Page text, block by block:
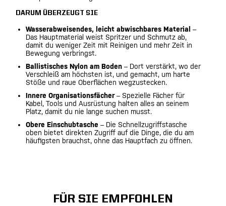
DARUM ÜBERZEUGT SIE
Wasserabweisendes, leicht abwischbares Material –
Das Hauptmaterial weist Spritzer und Schmutz ab,
damit du weniger Zeit mit Reinigen und mehr Zeit in
Bewegung verbringst.
Ballistisches Nylon am Boden – Dort verstärkt, wo der
Verschleiß am höchsten ist, und gemacht, um harte
Stöße und raue Oberflächen wegzustecken.
Innere Organisationsfächer– Spezielle Fächer für
Kabel, Tools und Ausrüstung halten alles an seinem
Platz, damit du nie lange suchen musst.
Obere Einschubtasche – Die Schnellzugriffstasche
oben bietet direkten Zugriff auf die Dinge, die du am
häufigsten brauchst, ohne das Hauptfach zu öffnen.
FÜR SIE EMPFOHLEN